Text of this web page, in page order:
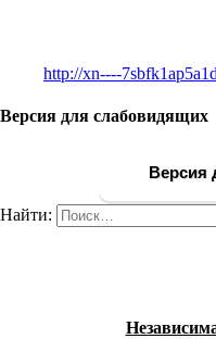
http://xn----
Версия для слабовидящих
Версия
Найти: